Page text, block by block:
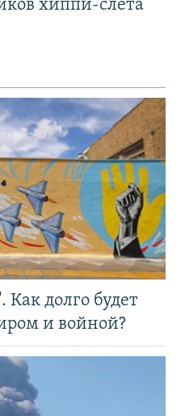
хиппи-слёта
долго будет
и войной?